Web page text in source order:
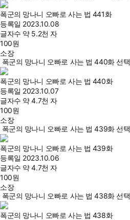
폭군의 망나니 오빠로 사는 법 441화
등록일 2023.10.08
글자수 약 5.2천 자
100원
소장
폭군의 망나니 오빠로 사는 법 440화 선택
폭군의 망나니 오빠로 사는 법 440화
등록일 2023.10.07
글자수 약 4.7천 자
100원
소장
폭군의 망나니 오빠로 사는 법 439화 선택
폭군의 망나니 오빠로 사는 법 439화
등록일 2023.10.06
글자수 약 4.7천 자
100원
소장
폭군의 망나니 오빠로 사는 법 438화 선택
폭군의 망나니 오빠로 사는 법 438화